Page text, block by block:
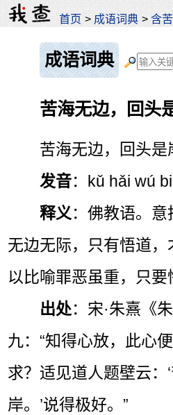
首页 > 成语词典 >含
成语词典
苦海无边，回头
苦海无边，回头是
发音：kǔ hǎi wú
释义 ：佛教语。意
无边无际，只有悟道
以比喻罪恶虽重，只要
出处：宋·朱熹《
九：“知得心放，此心
求？适见道人题壁云：
岸。’说得极好。”